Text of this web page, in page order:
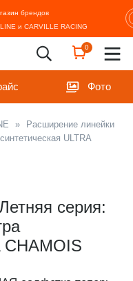
брендов
и CARVILLE RACING
0
Фото
»
Расширение линейки
ULTRA
серия:
CHAMOIS